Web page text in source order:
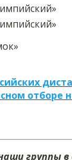
отборе
группы